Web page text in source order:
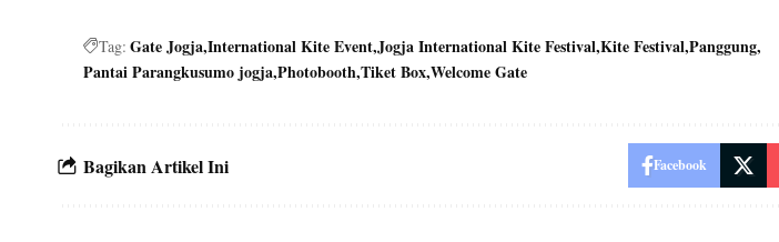
Tag: Gate JogjaInternational Kite EventJogja International Kite FestivalKite FestivalPanggung
Pantai Parangkusumo jogjaPhotoboothTiket BoxWelcome Gate
Bagikan Artikel Ini Facebook